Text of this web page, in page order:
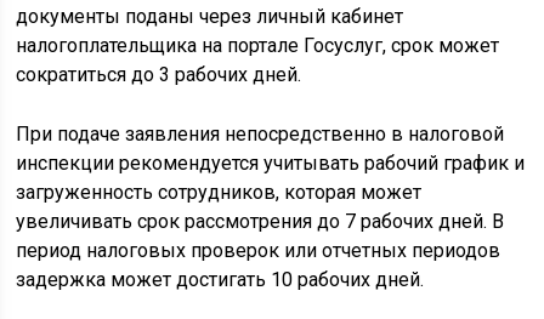
документы поданы через личный кабинет
налогоплательщика на портале Госуслуг, срок может
сократиться до 3 рабочих дней.
При подаче заявления непосредственно в налоговой
инспекции рекомендуется учитывать рабочий график и
загруженность сотрудников, которая может
увеличивать срок рассмотрения до 7 рабочих дней. В
период налоговых проверок или отчетных периодов
задержка может достигать 10 рабочих дней.